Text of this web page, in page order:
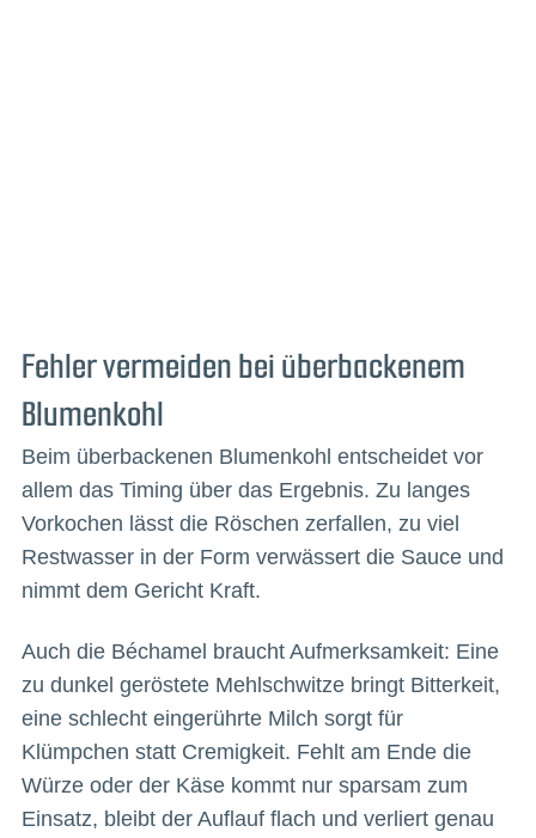
Fehler vermeiden bei überbackenem
Blumenkohl
Beim überbackenen Blumenkohl entscheidet vor
allem das Timing über das Ergebnis. Zu langes
Vorkochen lässt die Röschen zerfallen, zu viel
Restwasser in der Form verwässert die Sauce und
nimmt dem Gericht Kraft.
Auch die Béchamel braucht Aufmerksamkeit: Eine
zu dunkel geröstete Mehlschwitze bringt Bitterkeit,
eine schlecht eingerührte Milch sorgt für
Klümpchen statt Cremigkeit. Fehlt am Ende die
Würze oder der Käse kommt nur sparsam zum
Einsatz, bleibt der Auflauf flach und verliert genau